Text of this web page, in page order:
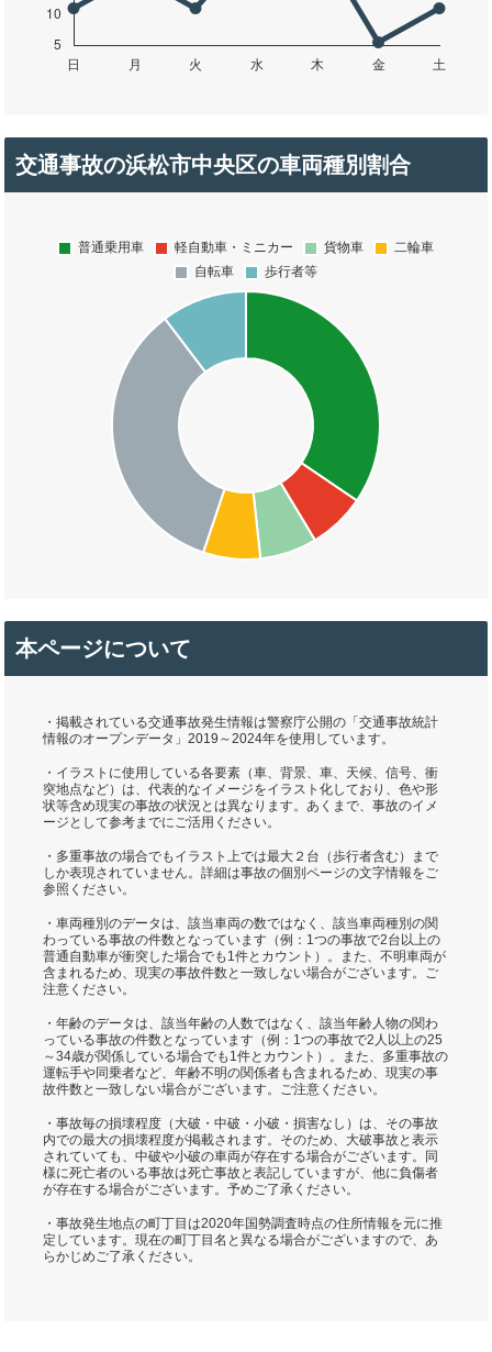
交通事故の浜松市中央区の車両種別割合
本ページについて
・掲載されている交通事故発生情報は警察庁公開の「交通事故統計
情報のオープンデータ」2019～2024年を使用しています。
・イラストに使用している各要素（車、背景、車、天候、信号、衝
突地点など）は、代表的なイメージをイラスト化しており、色や形
状等含め現実の事故の状況とは異なります。あくまで、事故のイメ
ージとして参考までにご活用ください。
・多重事故の場合でもイラスト上では最大２台（歩行者含む）まで
しか表現されていません。詳細は事故の個別ページの文字情報をご
参照ください。
・車両種別のデータは、該当車両の数ではなく、該当車両種別の関
わっている事故の件数となっています（例：1つの事故で2台以上の
普通自動車が衝突した場合でも1件とカウント）。また、不明車両が
含まれるため、現実の事故件数と一致しない場合がございます。ご
注意ください。
・年齢のデータは、該当年齢の人数ではなく、該当年齢人物の関わ
っている事故の件数となっています（例：1つの事故で2人以上の25
～34歳が関係している場合でも1件とカウント）。また、多重事故の
運転手や同乗者など、年齢不明の関係者も含まれるため、現実の事
故件数と一致しない場合がございます。ご注意ください。
・事故毎の損壊程度（大破・中破・小破・損害なし）は、その事故
内での最大の損壊程度が掲載されます。そのため、大破事故と表示
されていても、中破や小破の車両が存在する場合がございます。同
様に死亡者のいる事故は死亡事故と表記していますが、他に負傷者
が存在する場合がございます。予めご了承ください。
・事故発生地点の町丁目は2020年国勢調査時点の住所情報を元に推
定しています。現在の町丁目名と異なる場合がございますので、あ
らかじめご了承ください。